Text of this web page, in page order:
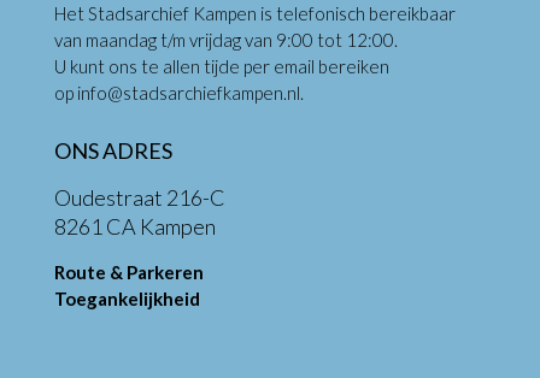
Het Stadsarchief Kampen is telefonisch bereikbaar
van maandag t/m vrijdag van 9:00 tot 12:00.
U kunt ons te allen tijde per email bereiken
op info@stadsarchiefkampen.nl
ONS ADRES
Oudestraat 216-C
8261 CA Kampen
Route & Parkeren
Toegankelijkheid